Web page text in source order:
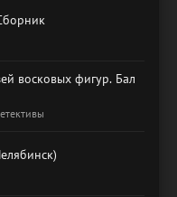
восковых фигур. Бал